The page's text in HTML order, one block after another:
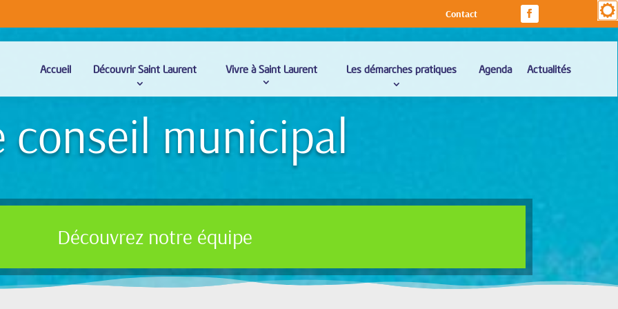
Contact
Accueil Découvrir Saint Laurent Vivre à Saint Laurent Les démarches pratiques Agenda Actualités
conseil municipal
Découvrez notre équipe